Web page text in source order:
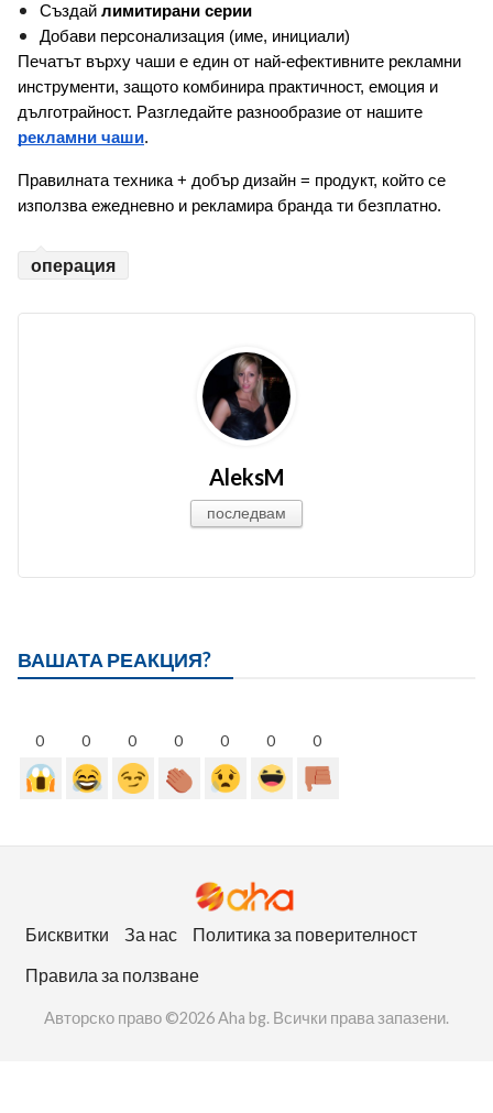
Създай лимитирани серии
Добави персонализация (име, инициали)
Печатът върху чаши е един от най-ефективните рекламни
инструменти, защото комбинира практичност, емоция и
рекламни чаши.
Правилната техника + добър дизайн = продукт, който се
използва ежедневно и рекламира бранда ти безплатно.
операция
AleksM
последвам
ВАШАТА РЕАКЦИЯ?
0 0 0 0 0 0 0
Бисквитки За нас
Политика за поверителност
Правила за ползване
Авторско право ©2026 Aha bg. Всички права запазени.